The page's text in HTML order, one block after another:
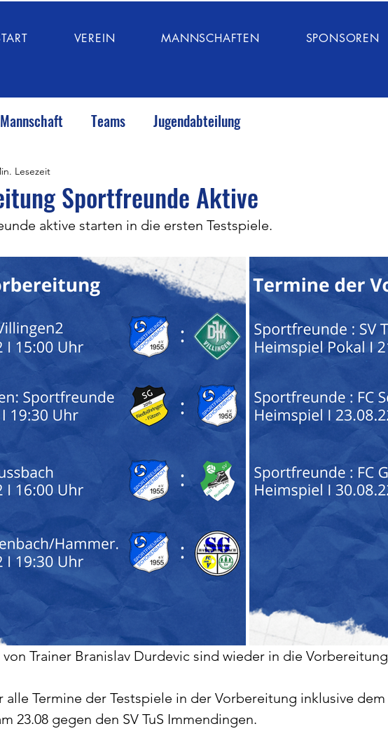
VEREIN MANNSCHAFTEN SPONSOREN
Teams Jugendabteilung
Sportfreunde Aktive
Lesezeit
aktive starten in die ersten Testspiele.
Trainer Branislav Durdevic sind wieder in die Vorbereitung
alle Termine der Testspiele in der Vorbereitung inklusive dem
23.08 gegen den SV TuS Immendingen.